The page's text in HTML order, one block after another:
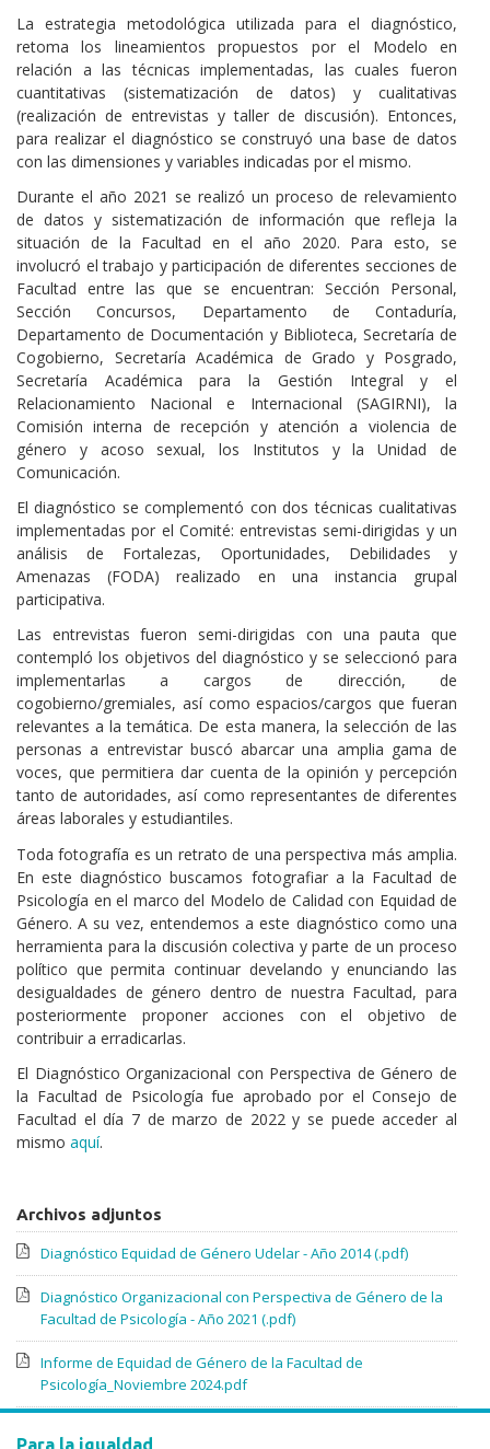
Para la igualdad
La estrategia metodológica utilizada para el diagnóstico,
retoma los lineamientos propuestos por el Modelo en
relación a las técnicas implementadas, las cuales fueron
cuantitativas (sistematización de datos) y cualitativas
(realización de entrevistas y taller de discusión). Entonces,
para realizar el diagnóstico se construyó una base de datos
con las dimensiones y variables indicadas por el mismo.
Durante el año 2021 se realizó un proceso de relevamiento
de datos y sistematización de información que refleja la
situación de la Facultad en el año 2020. Para esto, se
involucró el trabajo y participación de diferentes secciones de
Facultad entre las que se encuentran: Sección Personal,
Sección Concursos, Departamento de Contaduría,
Departamento de Documentación y Biblioteca, Secretaría de
Cogobierno, Secretaría Académica de Grado y Posgrado,
Secretaría Académica para la Gestión Integral y el
Relacionamiento Nacional e Internacional (SAGIRNI), la
Comisión interna de recepción y atención a violencia de
género y acoso sexual, los Institutos y la Unidad de
Comunicación.
El diagnóstico se complementó con dos técnicas cualitativas
implementadas por el Comité: entrevistas semi-dirigidas y un
análisis de Fortalezas, Oportunidades, Debilidades y
Amenazas (FODA) realizado en una instancia grupal
participativa.
Las entrevistas fueron semi-dirigidas con una pauta que
contempló los objetivos del diagnóstico y se seleccionó para
implementarlas a cargos de dirección, de
cogobierno/gremiales, así como espacios/cargos que fueran
relevantes a la temática. De esta manera, la selección de las
personas a entrevistar buscó abarcar una amplia gama de
voces, que permitiera dar cuenta de la opinión y percepción
tanto de autoridades, así como representantes de diferentes
áreas laborales y estudiantiles.
Toda fotografía es un retrato de una perspectiva más amplia.
En este diagnóstico buscamos fotografiar a la Facultad de
Psicología en el marco del Modelo de Calidad con Equidad de
Género. A su vez, entendemos a este diagnóstico como una
herramienta para la discusión colectiva y parte de un proceso
político que permita continuar develando y enunciando las
desigualdades de género dentro de nuestra Facultad, para
posteriormente proponer acciones con el objetivo de
contribuir a erradicarlas.
El Diagnóstico Organizacional con Perspectiva de Género de
la Facultad de Psicología fue aprobado por el Consejo de
Facultad el día 7 de marzo de 2022 y se puede acceder al
mismo aquí.
Archivos adjuntos
Diagnóstico Equidad de Género Udelar - Año 2014 (.pdf)
Diagnóstico Organizacional con Perspectiva de Género de la
Facultad de Psicología - Año 2021 (.pdf)
Informe de Equidad de Género de la Facultad de
Psicología_Noviembre 2024.pdf